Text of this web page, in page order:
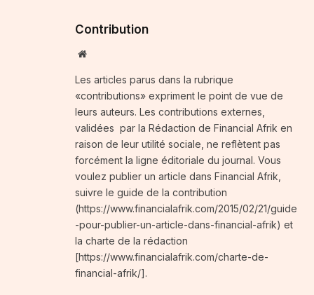
Contribution
Website
Les articles parus dans la rubrique
«contributions» expriment le point de vue de
leurs auteurs. Les contributions externes,
validées par la Rédaction de Financial Afrik en
raison de leur utilité sociale, ne reflètent pas
forcément la ligne éditoriale du journal. Vous
voulez publier un article dans Financial Afrik,
suivre le guide de la contribution
(https://www.financialafrik.com/2015/02/21/guide
-pour-publier-un-article-dans-financial-afrik) et
la charte de la rédaction
[https://www.financialafrik.com/charte-de-
financial-afrik/].